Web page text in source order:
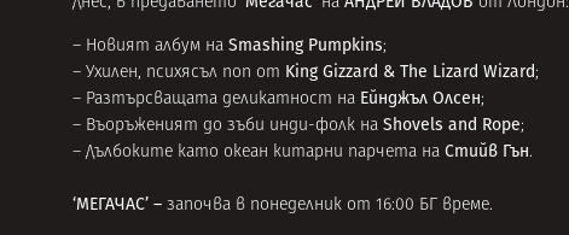
– Новият албум на Smashing Pumpkins;
– Ухилен, психясъл поп от King Gizzard & The Lizard Wizard;
– Разтърсващата деликатност на Ейнджъл Олсен;
– Въоръженият до зъби инди-фолк на Shovels and Rope;
– Дълбоките като океан китарни парчета на Стийв Гън.
‘МЕГАЧАС’ – започва в понеделник от 16:00 БГ време.